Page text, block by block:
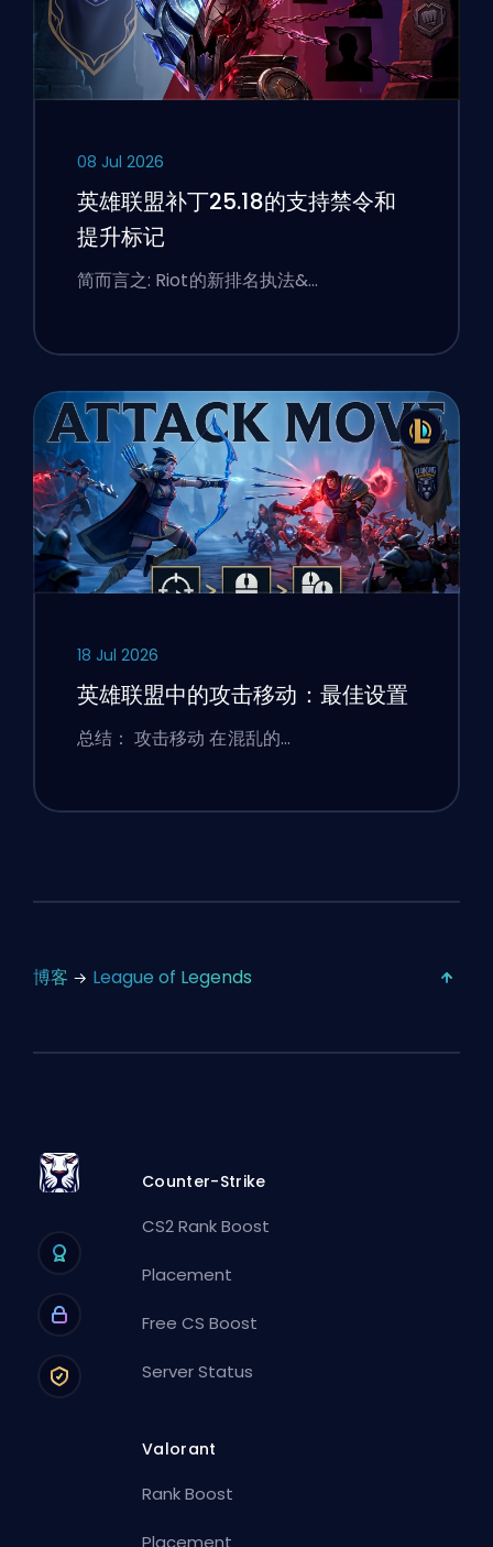
08 Jul 2026
英雄联盟补丁25.18的支持禁令和
提升标记
简而言之: Riot的新排名执法&…
18 Jul 2026
英雄联盟中的攻击移动：最佳设置
总结： 攻击移动 在混乱的…
博客 League of Legends
Counter-Strike
CS2 Rank Boost
Placement
Free CS Boost
Server Status
Valorant
Rank Boost
Placement